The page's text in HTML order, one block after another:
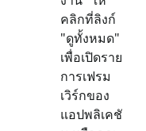
คลิกที่ลิงก์
"ดูทั้งหมด"
เพื่อเปิดราย
การเฟรม
เวิร์กของ
แอปพลิเคชั